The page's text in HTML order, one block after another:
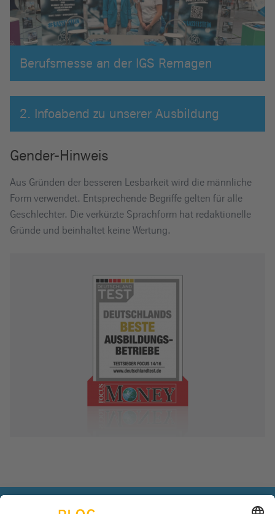
Berufsmesse an der IGS Remagen
2. Infoabend zu unserer Ausbildung
Gender-Hinweis
Aus Gründen der besseren Lesbarkeit wird die männliche
Form verwendet. Entsprechende Begriffe gelten für alle
Geschlechter. Die verkürzte Sprachform hat redaktionelle
Gründe und beinhaltet keine Wertung.